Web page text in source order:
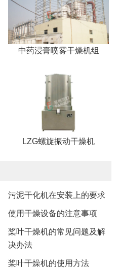
中药浸膏喷雾干燥机组
LZG螺旋振动干燥机
污泥干化机在安装上的要求
使用干燥设备的注意事项
桨叶干燥机的常见问题及解
决办法
桨叶干燥机的使用方法